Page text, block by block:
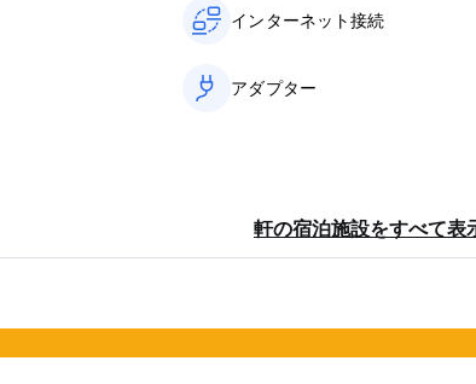
インターネット接続
アダプター
軒の宿泊施設をすべて表